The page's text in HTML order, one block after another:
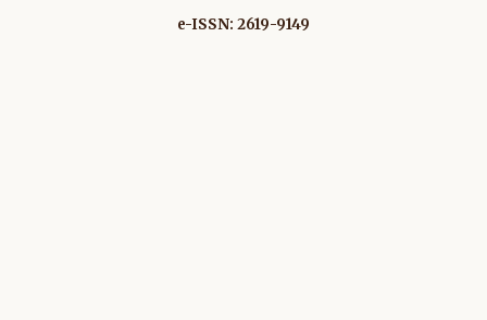
e-ISSN: 2619-9149